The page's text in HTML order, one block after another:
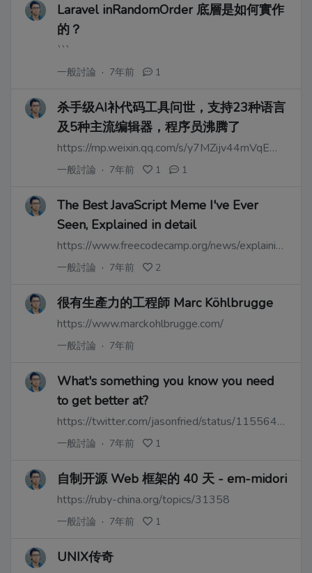
Laravel inRandomOrder 底層是如何實作
的？
```
一般討論 · 7年前 1
杀手级AI补代码工具问世，支持23种语言
及5种主流编辑器，程序员沸腾了
https://mp.weixin.qq.com/s/y7MZijv44mVqEWtTzHg4nw
一般討論 · 7年前 1 1
The Best JavaScript Meme I've Ever
Seen, Explained in detail
https://www.freecodecamp.org/news/explaining-the-best-javascript-meme-i-have-ever-seen/
一般討論 · 7年前 2
很有生產力的工程師 Marc Köhlbrugge
https://www.marckohlbrugge.com/
一般討論 · 7年前
What's something you know you need
to get better at?
https://twitter.com/jasonfried/status/1155646352833097729
一般討論 · 7年前 1
自制开源 Web 框架的 40 天 - em-midori
https://ruby-china.org/topics/31358
一般討論 · 7年前 1
UNIX传奇